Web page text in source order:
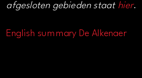
afgesloten gebieden staat hier.
English summary De Alkenaer